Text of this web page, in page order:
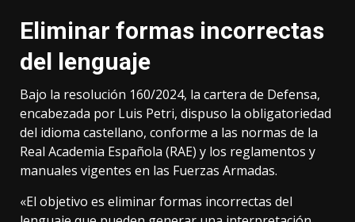
Eliminar formas incorrectas
del lenguaje
Bajo la resolución 160/2024, la cartera de Defensa,
encabezada por Luis Petri, dispuso la obligatoriedad
del idioma castellano, conforme a las normas de la
Real Academia Española (RAE) y los reglamentos y
manuales vigentes en las Fuerzas Armadas.
«El objetivo es eliminar formas incorrectas del